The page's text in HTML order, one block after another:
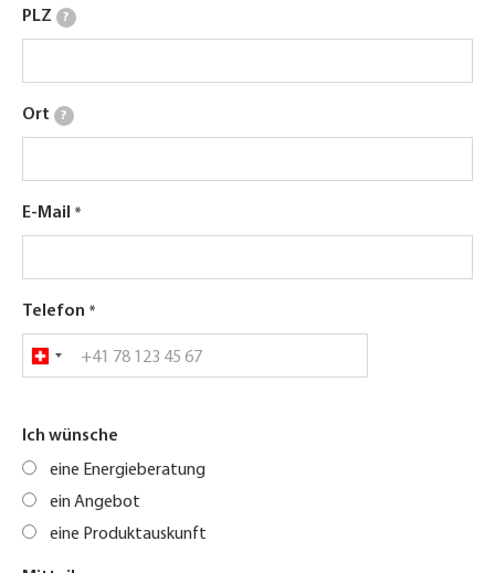
PLZ ?
Ort ?
E-Mail
Telefon
Ich wünsche
eine Energieberatung
ein Angebot
eine Produktauskunft